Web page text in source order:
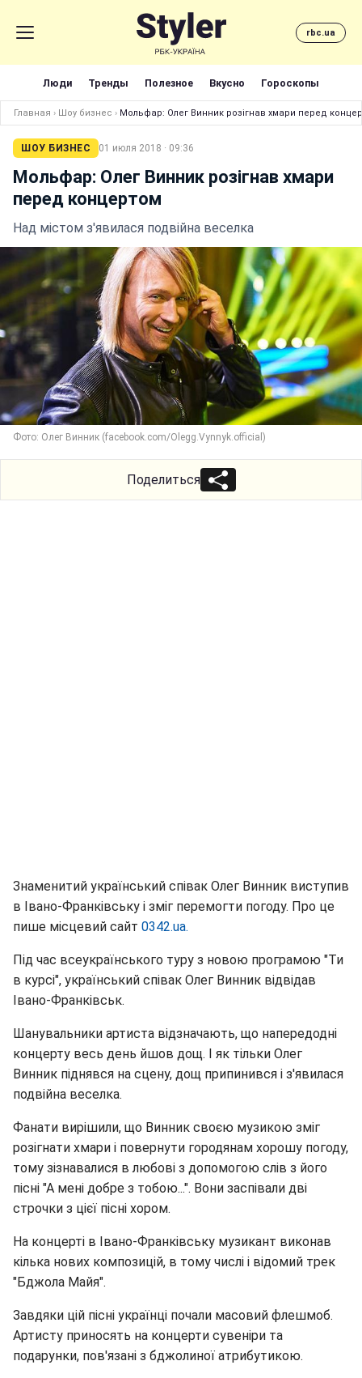
rbc.ua
Люди Тренды Полезное Вкусно Гороскопы
Главная › Шоу бизнес › Мольфар: Олег Винник розігнав хмари перед
ШОУ БИЗНЕС 01 июля 2018 · 09:36
Мольфар: Олег Винник розігнав хмари
перед концертом
Над містом з'явилася подвійна веселка
Фото: Олег Винник (facebook.com/Olegg.Vynnyk.official)
Поделиться
Знаменитий український співак Олег Винник виступив
в Івано-Франківську і зміг перемогти погоду. Про це
пише місцевий сайт 0342.ua.
Під час всеукраїнського туру з новою програмою "Ти
в курсі", український співак Олег Винник відвідав
Івано-Франківськ.
Шанувальники артиста відзначають, що напередодні
концерту весь день йшов дощ. І як тільки Олег
Винник піднявся на сцену, дощ припинився і з'явилася
подвійна веселка.
Фанати вирішили, що Винник своєю музикою зміг
розігнати хмари і повернути городянам хорошу погоду,
тому зізнавалися в любові з допомогою слів з його
пісні "А мені добре з тобою...". Вони заспівали дві
строчки з цієї пісні хором.
На концерті в Івано-Франківську музикант виконав
кілька нових композицій, в тому числі і відомий трек
"Бджола Майя".
Завдяки цій пісні українці почали масовий флешмоб.
Артисту приносять на концерти сувеніри та
подарунки, пов'язані з бджолиної атрибутикою.